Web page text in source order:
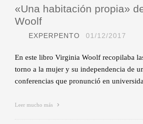
«Una habitación propia»
Woolf
EXPERPENTO 01/12/2017
En este libro Virginia Woolf recopilaba
torno a la mujer y su independencia de
conferencias que pronunció en
Leer mucho más